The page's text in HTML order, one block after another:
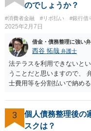
のでしょうか？
#消費者金融 #リボ払い #銀行借
2025年2月7日
借金・債務整理に強い
西谷 拓哉 弁護士
法テラスを利用できないと
うことだと思いますので、
士費用等を分割払いで納め
は、負債が拡大するだけに
者様のご判断になると思い
で終わりとさせていただきま
3
個人債務整理後の
スクは？